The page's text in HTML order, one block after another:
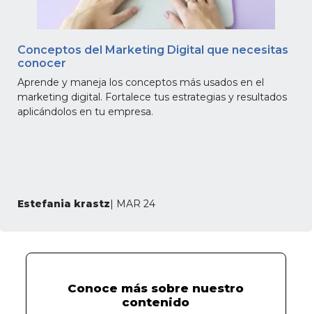
Conceptos del Marketing Digital que necesitas
conocer
Aprende y maneja los conceptos más usados en el
marketing digital. Fortalece tus estrategias y resultados
aplicándolos en tu empresa.
Estefania krastz| MAR 24
Conoce más sobre nuestro
contenido